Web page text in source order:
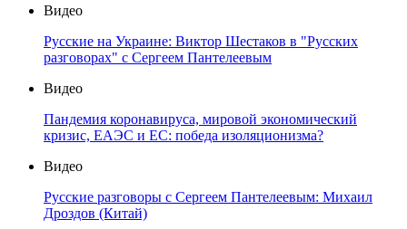
Видео
Русские на Украине: Виктор Шестаков в "Русских
разговорах" с Сергеем Пантелеевым
Видео
Пандемия коронавируса, мировой экономический
кризис, ЕАЭС и ЕС: победа изоляционизма?
Видео
Русские разговоры с Сергеем Пантелеевым: Михаил
Дроздов (Китай)